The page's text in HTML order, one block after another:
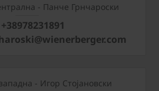
- Панче Грнчароски
+38978231891
- Игор Стојановски